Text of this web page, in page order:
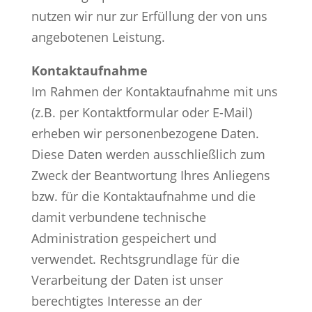
nutzen wir nur zur Erfüllung der von uns
angebotenen Leistung.
Kontaktaufnahme
Im Rahmen der Kontaktaufnahme mit uns
(z.B. per Kontaktformular oder E-Mail)
erheben wir personenbezogene Daten.
Diese Daten werden ausschließlich zum
Zweck der Beantwortung Ihres Anliegens
bzw. für die Kontaktaufnahme und die
damit verbundene technische
Administration gespeichert und
verwendet. Rechtsgrundlage für die
Verarbeitung der Daten ist unser
berechtigtes Interesse an der